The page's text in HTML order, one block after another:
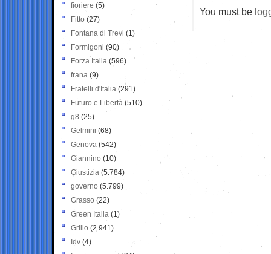
You must be
fioriere (5)
Fitto (27)
Fontana di Trevi (1)
Formigoni (90)
Forza Italia (596)
frana (9)
Fratelli d'Italia (291)
Futuro e Libertà (510)
g8 (25)
Gelmini (68)
Genova (542)
Giannino (10)
Giustizia (5.784)
governo (5.799)
Grasso (22)
Green Italia (1)
Grillo (2.941)
Idv (4)